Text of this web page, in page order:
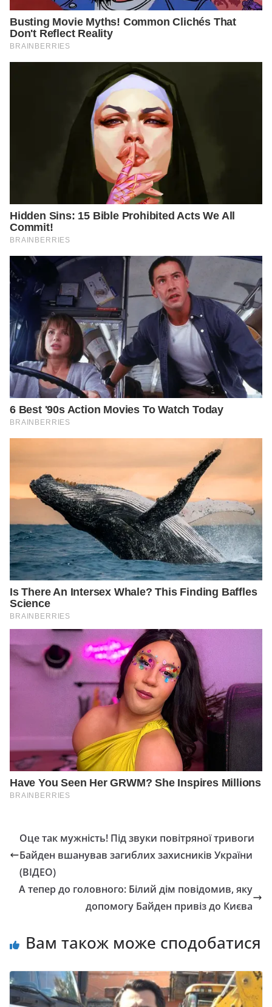
Оце так мужність! Під звуки повітряної тривоги
Байден вшанував загиблих захисників України
(ВІДЕО)
А тепер до головного: Білий дім повідомив, яку
допомогу Байден привіз до Києва
Вам також може сподобатися